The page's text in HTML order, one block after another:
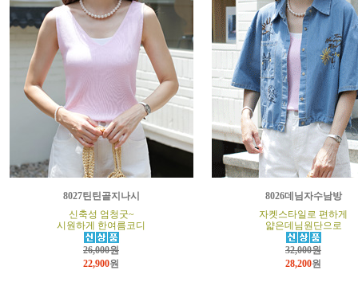
8027틴틴골지나시
신축성 엄청굿~
시원하게 한여름코디
26,000원
22,900원
8026데님자수남방
자켓스타일로 편하게
얇은데님원단으로
32,000원
28,200원